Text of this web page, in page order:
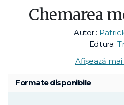
Chemarea
Autor :
Editura:
Afișează
Formate disponibile